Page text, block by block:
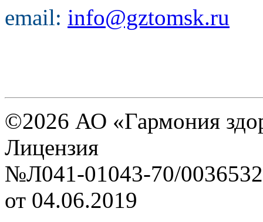
email: info@gztomsk.ru
©2026 АО «Гармония
Лицензия
№Л041-01043-70/
от 04.06.2019